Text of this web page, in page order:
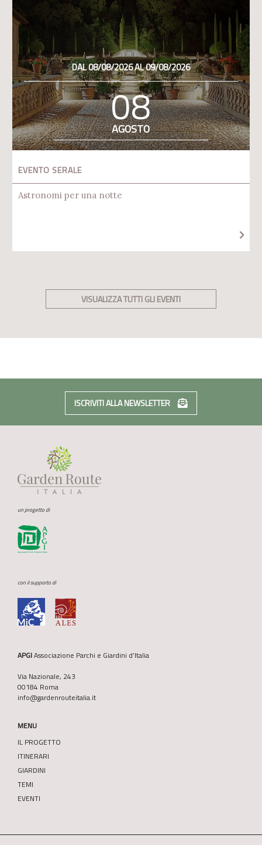
DAL 08/08/2026 AL 09/08/2026
08
AGOSTO
EVENTO SERALE
Astronomi per una notte
VISUALIZZA TUTTI GLI EVENTI
ISCRIVITI ALLA NEWSLETTER
un progetto di
con il supporto di
APGIAssociazione Parchi e Giardini d’Italia
Via Nazionale, 243
00184 Roma
info@gardenrouteitalia.it
MENU
IL PROGETTO
ITINERARI
GIARDINI
TEMI
EVENTI